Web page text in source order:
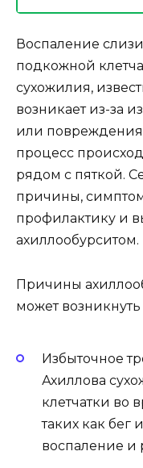
Воспаление
подкожной
сухожилия,
возникает из-за
или повреждения
процесс
рядом с пяткой.
причины,
профилактику и
ахиллообурситом.
Причины
может
Избыточное
Ахиллова
клетчатки во
таких как бег
воспаление и